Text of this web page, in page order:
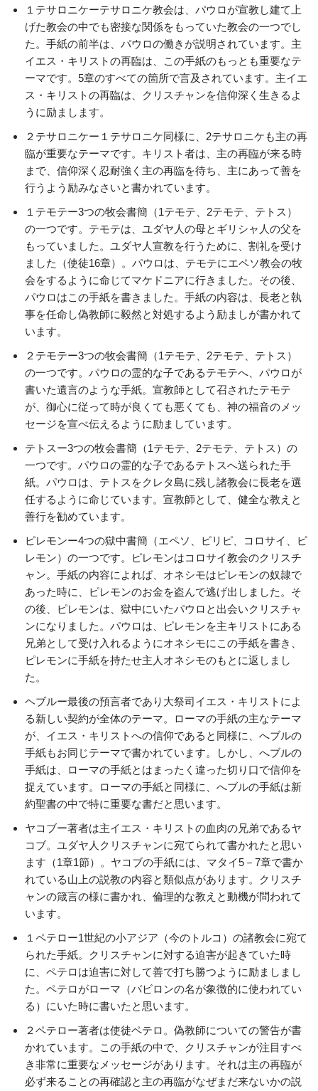
１テサロニケーテサロニケ教会は、パウロが宣教し建て上
げた教会の中でも密接な関係をもっていた教会の一つでし
た。手紙の前半は、パウロの働きが説明されています。主
イエス・キリストの再臨は、この手紙のもっとも重要なテ
ーマです。5章のすべての箇所で言及されています。主イエ
ス・キリストの再臨は、クリスチャンを信仰深く生きるよ
うに励まします。
２テサロニケー１テサロニケ同様に、2テサロニケも主の再
臨が重要なテーマです。キリスト者は、主の再臨が来る時
まで、信仰深く忍耐強く主の再臨を待ち、主にあって善を
行うよう励みなさいと書かれています。
１テモテー3つの牧会書簡（1テモテ、2テモテ、テトス）
の一つです。テモテは、ユダヤ人の母とギリシャ人の父を
もっていました。ユダヤ人宣教を行うために、割礼を受け
ました（使徒16章）。パウロは、テモテにエペソ教会の牧
会をするように命じてマケドニアに行きました。その後、
パウロはこの手紙を書きました。手紙の内容は、長老と執
事を任命し偽教師に毅然と対処するよう励ましが書かれて
います。
２テモテー3つの牧会書簡（1テモテ、2テモテ、テトス）
の一つです。パウロの霊的な子であるテモテへ、パウロが
書いた遺言のような手紙。宣教師として召されたテモテ
が、御心に従って時が良くても悪くても、神の福音のメッ
セージを宣べ伝えるように励ましています。
テトスー3つの牧会書簡（1テモテ、2テモテ、テトス）の
一つです。パウロの霊的な子であるテトスへ送られた手
紙。パウロは、テトスをクレタ島に残し諸教会に長老を選
任するように命じています。宣教師として、健全な教えと
善行を勧めています。
ピレモンー4つの獄中書簡（エペソ、ピリピ、コロサイ、ピ
レモン）の一つです。ピレモンはコロサイ教会のクリスチ
ャン。手紙の内容によれば、オネシモはピレモンの奴隷で
あった時に、ピレモンのお金を盗んで逃げ出しました。そ
の後、ピレモンは、獄中にいたパウロと出会いクリスチャ
ンになりました。パウロは、ピレモンを主キリストにある
兄弟として受け入れるようにオネシモにこの手紙を書き、
ピレモンに手紙を持たせ主人オネシモのもとに返しまし
た。
ヘブルー最後の預言者であり大祭司イエス・キリストによ
る新しい契約が全体のテーマ。ローマの手紙の主なテーマ
が、イエス・キリストへの信仰であると同様に、へブルの
手紙もお同じテーマで書かれています。しかし、へブルの
手紙は、ローマの手紙とはまったく違った切り口で信仰を
捉えています。ローマの手紙と同様に、へブルの手紙は新
約聖書の中で特に重要な書だと思います。
ヤコブー著者は主イエス・キリストの血肉の兄弟であるヤ
コブ。ユダヤ人クリスチャンに宛てられて書かれたと思い
ます（1章1節）。ヤコブの手紙には、マタイ5－7章で書か
れている山上の説教の内容と類似点があります。クリスチ
ャンの箴言の様に書かれ、倫理的な教えと動機が問われて
います。
１ペテロー1世紀の小アジア（今のトルコ）の諸教会に宛て
られた手紙。クリスチャンに対する迫害が起きていた時
に、ペテロは迫害に対して善で打ち勝つように励ましまし
た。ペテロがローマ（バビロンの名が象徴的に使われてい
る）にいた時に書いたと思います。
２ペテロー著者は使徒ペテロ。偽教師についての警告が書
かれています。この手紙の中で、クリスチャンが注目すべ
き非常に重要なメッセージがあります。それは主の再臨が
必ず来ることの再確認と主の再臨がなぜまだ来ないかの説